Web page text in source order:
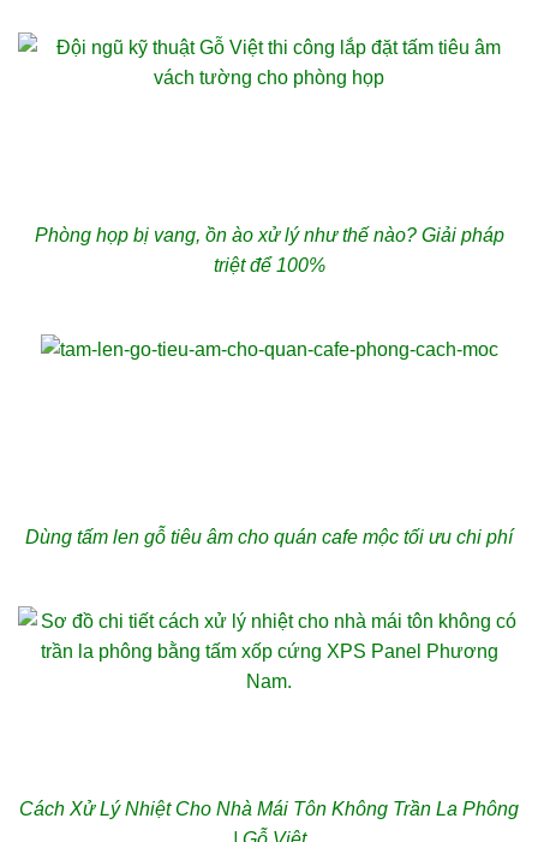
Phòng họp bị vang, ồn ào xử lý như thế nào? Giải pháp
triệt để 100%
Dùng tấm len gỗ tiêu âm cho quán cafe mộc tối ưu chi phí
Cách Xử Lý Nhiệt Cho Nhà Mái Tôn Không Trần La Phông